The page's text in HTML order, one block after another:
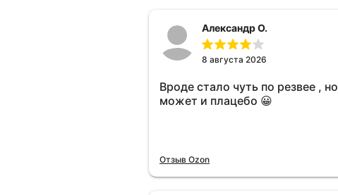
Александр О.
8 августа 2026
Вроде стало чуть по резвее , но
может и плацебо 😀
Отзыв Ozon